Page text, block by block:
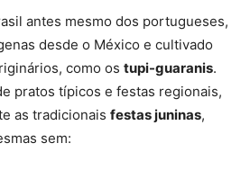
antes mesmo dos portugueses,
desde o México e cultivado
como os tupi-guaranis.
pratos típicos e festas regionais,
as tradicionais festas juninas,
sem: